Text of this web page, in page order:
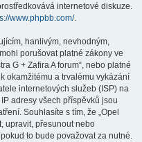
internetové diskuze.
www.phpbb.com/.
hanlivým, nevhodným,
porušovat platné zákony ve
G + Zafira A forum“, nebo platné
okamžitému a trvalému vykázání
internetových služeb (ISP) na
adresy všech příspěvků jsou
Souhlasíte s tím, že „Opel
upravit, přesunout nebo
to bude považovat za nutné.